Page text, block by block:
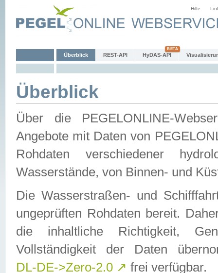
Hilfe
Überblick REST-API HyDAS-API
Überblick
Über die PEGELONLINE-
Angebote mit Daten von
Rohdaten verschiedener
Wasserstände, von Binnen- und
Die Wasserstraßen- und
ungeprüften Rohdaten bereit.
die inhaltliche Richtigkeit,
Vollständigkeit der Daten
DL-DE->Zero-2.0 ↗ frei verfügbar.